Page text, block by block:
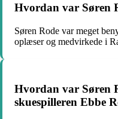
Hvordan var Søren
Søren Rode var meget
oplæser og medvirkede i
Hvordan var Søren
skuespilleren Ebbe